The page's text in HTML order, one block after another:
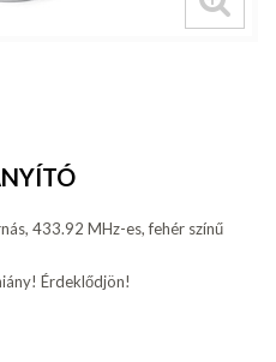
433.92 MHz-es, fehér színű
Érdeklődjön!